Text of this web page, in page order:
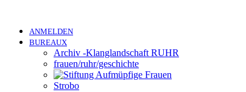
ANMELDEN
BUREAUX
Archiv -Klanglandschaft RUHR
frauen/ruhr/geschichte
Strobo